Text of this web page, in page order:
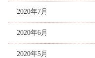
2020年7月
2020年6月
2020年5月